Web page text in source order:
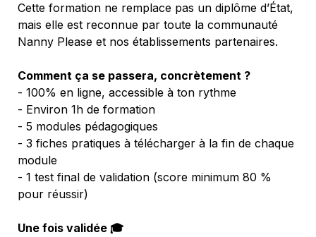
Cette formation ne remplace pas un diplôme d’État,
mais elle est reconnue par toute la communauté
Nanny Please et nos établissements partenaires.
Comment ça se passera, concrètement ?
- 100% en ligne, accessible à ton rythme
- Environ 1h de formation
- 5 modules pédagogiques
- 3 fiches pratiques à télécharger à la fin de chaque
module
- 1 test final de validation (score minimum 80 %
pour réussir)
Une fois validée 🎓